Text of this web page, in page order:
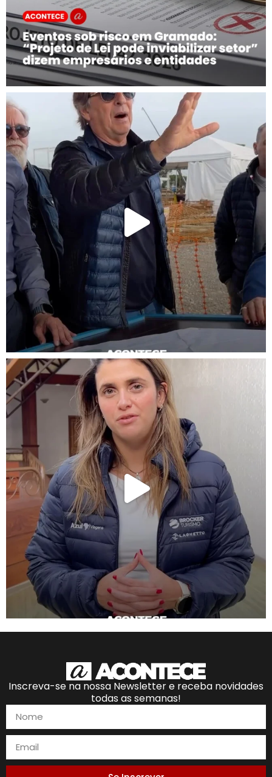
Inscreva-se na nossa Newsletter e receba novidades
todas as semanas!